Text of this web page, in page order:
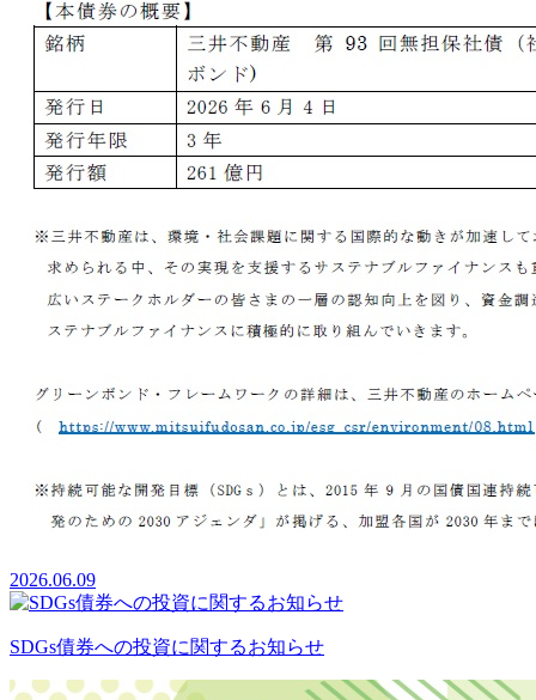
2026.06.09
SDGs債券への投資に関するお知らせ